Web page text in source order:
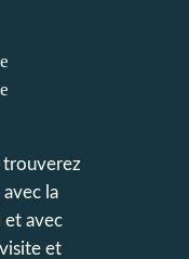
trouverez
la
et avec
et